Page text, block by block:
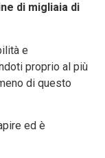
di migliaia di
e
proprio al più
di questo
ed è